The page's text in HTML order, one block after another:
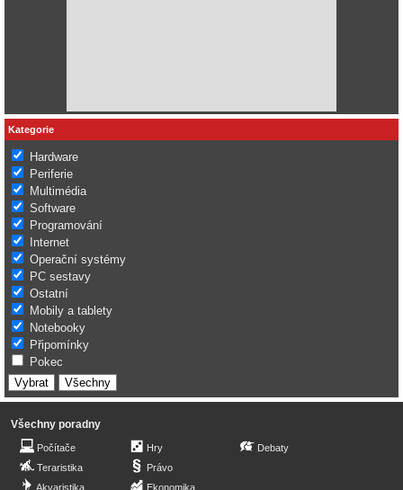
Kategorie
Hardware
Periferie
Multimédia
Software
Programování
Internet
Operační systémy
PC sestavy
Ostatní
Mobily a tablety
Notebooky
Připomínky
Pokec
Všechny poradny
Počítače
Teraristika
Akvaristika
Hry
Právo
Ekonomika
Debaty